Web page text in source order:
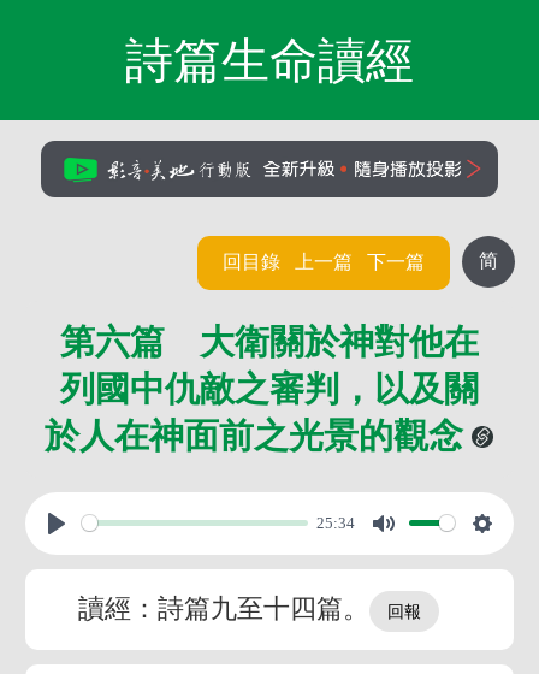
詩篇生命讀經
简
回目錄 上一篇 下一篇
第六篇 大衛關於神對他在
列國中仇敵之審判，以及關
於人在神面前之光景的觀念
25:34
讀經：詩篇九至十四篇。